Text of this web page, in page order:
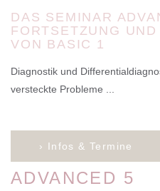
DAS SEMINAR
FORTSETZUNG
VON BASIC 1
Diagnostik und
versteckte Probleme ...
› Infos & Termine
ADVANCED 5